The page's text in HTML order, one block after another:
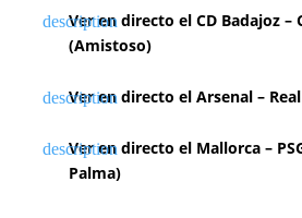
Ver en directo el CD Badajoz –
(Amistoso)
Ver en directo el Arsenal –
Ver en directo el Mallorca –
Palma)